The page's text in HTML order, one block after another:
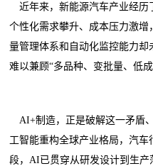
近年来，新能源汽车产业经历
个性化需求攀升、成本压力激
量管理体系和自动化监控能力
难以兼顾“多品种、变批量、低
AI+制造，正是破解这一矛盾
工智能重构全球产业格局，汽
段，AI已贯穿从研发设计到生产